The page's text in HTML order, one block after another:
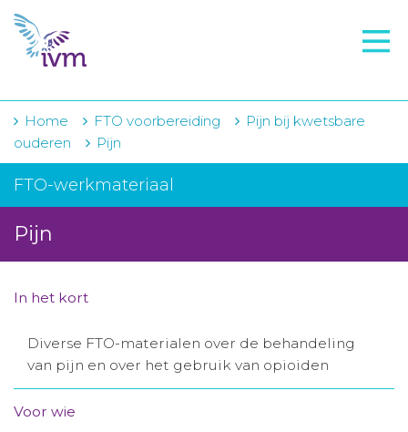
VMI
FTO voorbereiding
IVM-academie
Zorginstellingen
Voorschrijfgedrag
Projecten
Contact
Winkelwagentje
Home FTO voorbereiding
Pijn bij kwetsbare
ouderen
Pijn
FTO-werkmateriaal
Pijn
In het kort
Diverse FTO-materialen over de behandeling
van pijn en over het gebruik van opioiden
Voor wie